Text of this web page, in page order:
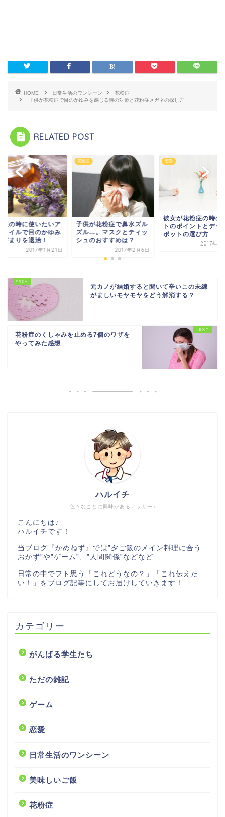
HOME 日常生活のワンシーン
花粉症
子供が花粉症で目のかゆみを感じる時の対策と花粉症メガネの探し方
RELATED POST
症の時に使いたいア
オイルで目のかゆみ
づまりを退治！
2017年1月21日
花粉症
子供が花粉症で鼻水ズル
ズル…。マスクとティッ
シュのおすすめは？
2017年2月6日
恋愛
彼女が花粉症の時の
トのポイントとデー
ポットの選び方
2017年1
元カノが結婚すると聞いて辛いこの未練
がましいモヤモヤをどう解消する？
花粉症のくしゃみを止める7個のワザを
やってみた感想
色々なことに興味があるアラサー♪
ハルイチ
こんにちは♪
ハルイチです！
当ブログ『かめねず』では”夕ご飯のメイン料理に合う
おかず”や”ゲーム”、”人間関係”などなど…
日常の中でフト思う「これどうなの？」「これ伝えた
い！」をブログ記事にしてお届けしていきます！
カテゴリー
がんばる学生たち
ただの雑記
ゲーム
恋愛
日常生活のワンシーン
美味しいご飯
花粉症